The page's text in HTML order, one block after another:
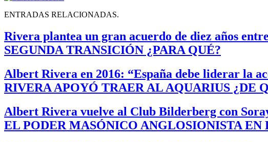
ENTRADAS RELACIONADAS.
Rivera plantea un gran acuerdo de diez años
SEGUNDA TRANSICIÓN ¿PARA QUÉ?
Albert Rivera en 2016: “España debe liderar la
RIVERA APOYÓ TRAER AL AQUARIUS ¿DE
Albert Rivera vuelve al Club Bilderberg con
EL PODER MASÓNICO ANGLOSIONISTA EN